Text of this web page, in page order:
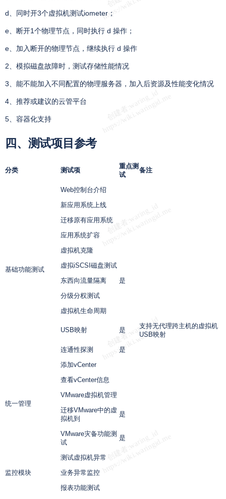
d、同时开3个虚拟机测试iometer；
e、断开1个物理节点，同时执行 d 操作；
e、加入断开的物理节点，继续执行 d 操作
2、模拟磁盘故障时，测试存储性能情况
3、能不能加入不同配置的物理服务器，加入后资源及性能变化情况
4、推荐或建议的云管平台
5、容器化支持
四、 测试项目参考
分类 测试项
重点测
试
备注
基础功能测试
Web控制台介绍
新应用系统上线
迁移原有应用系统
应用系统扩容
虚拟机克隆
虚拟iSCSI 磁盘测试
东西向流量隔离
是
分级分权测试
虚拟机生命周期
USB映射 是
支持无代理跨主机的虚拟机
USB映射
连通性探测
是
统一管理
添加vCenter
查看vCenter信息
VMware虚拟机管理
迁移VMware中的虚
拟机到
是
VMware灾备功能测
试
是
监控模块
测试虚拟机异常
业务异常监控
报表功能测试